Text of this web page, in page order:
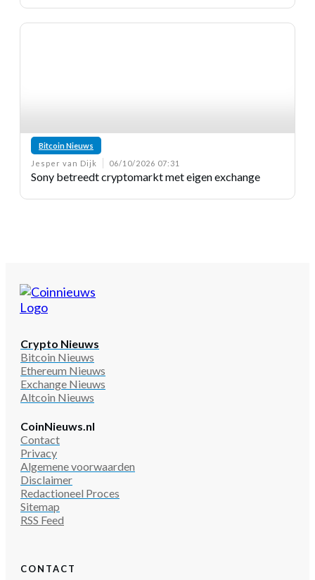
Bitcoin Nieuws
Jesper van Dijk
06/10/2026 07:31
Sony betreedt cryptomarkt met eigen exchange
Crypto Nieuws
Bitcoin Nieuws
Ethereum Nieuws
Exchange Nieuws
Altcoin Nieuws
CoinNieuws.nl
Contact
Privacy
Algemene voorwaarden
Disclaimer
Redactioneel Proces
Sitemap
RSS Feed
CONTACT